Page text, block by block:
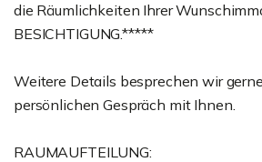
die Räumlichkeiten Ihrer
BESICHTIGUNG.*****
Weitere Details besprechen wir
persönlichen Gespräch mit Ihnen.
RAUMAUFTEILUNG: